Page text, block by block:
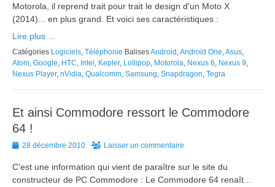
Motorola, il reprend trait pour trait le design d'un Moto X
(2014)... en plus grand. Et voici ses caractéristiques :
Lire plus ...
Catégories Logiciels, Téléphonie BalisesAndroid ,Android One,Asus,
Atom, Google, HTC, Intel , Kepler, Lollipop, Motorola, Nexus 6, Nexus 9,
Nexus Player, nVidia, Qualcomm, Samsung, Snapdragon, Tegra
Et ainsi Commodore ressort le Commodore
64 !
Posted
28 décembre 2010 Laisser un commentaire
C'est une information qui vient de paraître sur le site du
constructeur de PC Commodore : Le Commodore 64 renaît...